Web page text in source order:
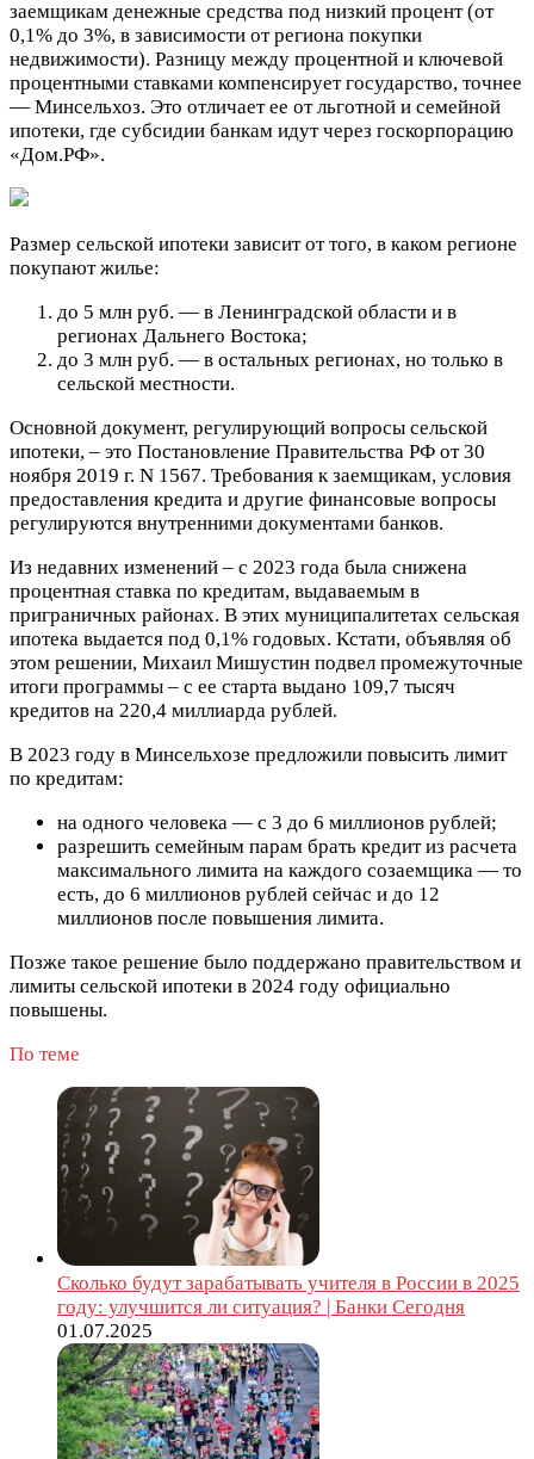
заемщикам денежные средства под низкий процент (от
0,1% до 3%, в зависимости от региона покупки
недвижимости). Разницу между процентной и ключевой
процентными ставками компенсирует государство, точнее
— Минсельхоз. Это отличает ее от льготной и семейной
ипотеки, где субсидии банкам идут через госкорпорацию
«Дом.РФ».
Размер сельской ипотеки зависит от того, в каком регионе
покупают жилье:
до 5 млн руб. — в Ленинградской области и в
регионах Дальнего Востока;
до 3 млн руб. — в остальных регионах, но только в
сельской местности.
Основной документ, регулирующий вопросы сельской
ипотеки, – это Постановление Правительства РФ от 30
ноября 2019 г. N 1567. Требования к заемщикам, условия
предоставления кредита и другие финансовые вопросы
регулируются внутренними документами банков.
Из недавних изменений – с 2023 года была снижена
процентная ставка по кредитам, выдаваемым в
приграничных районах. В этих муниципалитетах сельская
ипотека выдается под 0,1% годовых. Кстати, объявляя об
этом решении, Михаил Мишустин подвел промежуточные
итоги программы – с ее старта выдано 109,7 тысяч
кредитов на 220,4 миллиарда рублей.
В 2023 году в Минсельхозе предложили повысить лимит
по кредитам:
на одного человека — с 3 до 6 миллионов рублей;
разрешить семейным парам брать кредит из расчета
максимального лимита на каждого созаемщика — то
есть, до 6 миллионов рублей сейчас и до 12
миллионов после повышения лимита.
Позже такое решение было поддержано правительством и
лимиты сельской ипотеки в 2024 году официально
повышены.
По теме
Сколько будут зарабатывать учителя в России в 2025
году: улучшится ли ситуация? | Банки Сегодня
01.07.2025